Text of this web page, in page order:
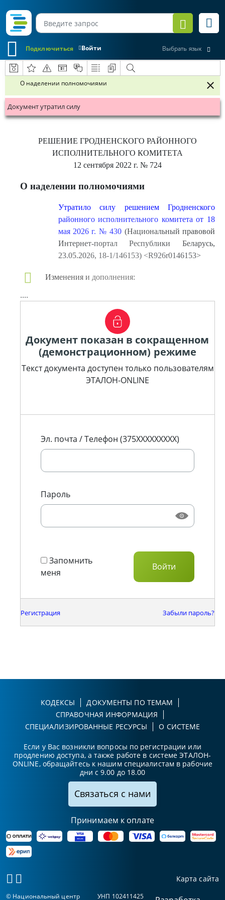
Войти
Подключиться Выбрать язык
О наделении полномочиями
Документ утратил силу
РЕШЕНИЕ ГРОДНЕНСКОГО РАЙОННОГО
ИСПОЛНИТЕЛЬНОГО КОМИТЕТА
12 сентября 2022 г. № 724
О наделении полномочиями
Утратило силу решением Гродненского
районного исполнительного комитета от 18
мая 2026 г. № 430 (Национальный правовой
Интернет-портал Республики Беларусь,
23.05.2026, 18-1/146153) <R926r0146153>
Изменения и дополнения:
....
Документ показан в сокращенном
(демонстрационном) режиме
Текст документа доступен только пользователям
ЭТАЛОН-ONLINE
Эл. почта / Телефон (375XXXXXXXXX)
Пароль
Запомнить
меня
Регистрация Забыли пароль?
КОДЕКСЫ
ДОКУМЕНТЫ ПО ТЕМАМ
СПРАВОЧНАЯ ИНФОРМАЦИЯ
СПЕЦИАЛИЗИРОВАННЫЕ РЕСУРСЫ
О СИСТЕМЕ
Если у Вас возникли вопросы по регистрации или
продлению доступа, а также работе в системе ЭТАЛОН-
ONLINE, обращайтесь к нашим специалистам в рабочие
дни с 9.00 до 18.00
Связаться с нами
Принимаем к оплате
Карта сайта
© Национальный центр
УНП 102411425